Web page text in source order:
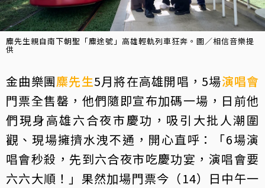
麋先生親自南下朝聖「麋途號」高雄輕軌列車狂奔。圖／相信音樂提
供
金曲樂團麋先生5月將在高雄開唱，5場演唱會
門票全售罄，他們隨即宣布加碼一場，日前他
們現身高雄六合夜市慶功，吸引大批人潮圍
觀、現場擁擠水洩不通，開心直呼：「6場演
唱會秒殺，先到六合夜市吃慶功宴，演唱會要
六六大順！」果然加場門票今（14）日中午一